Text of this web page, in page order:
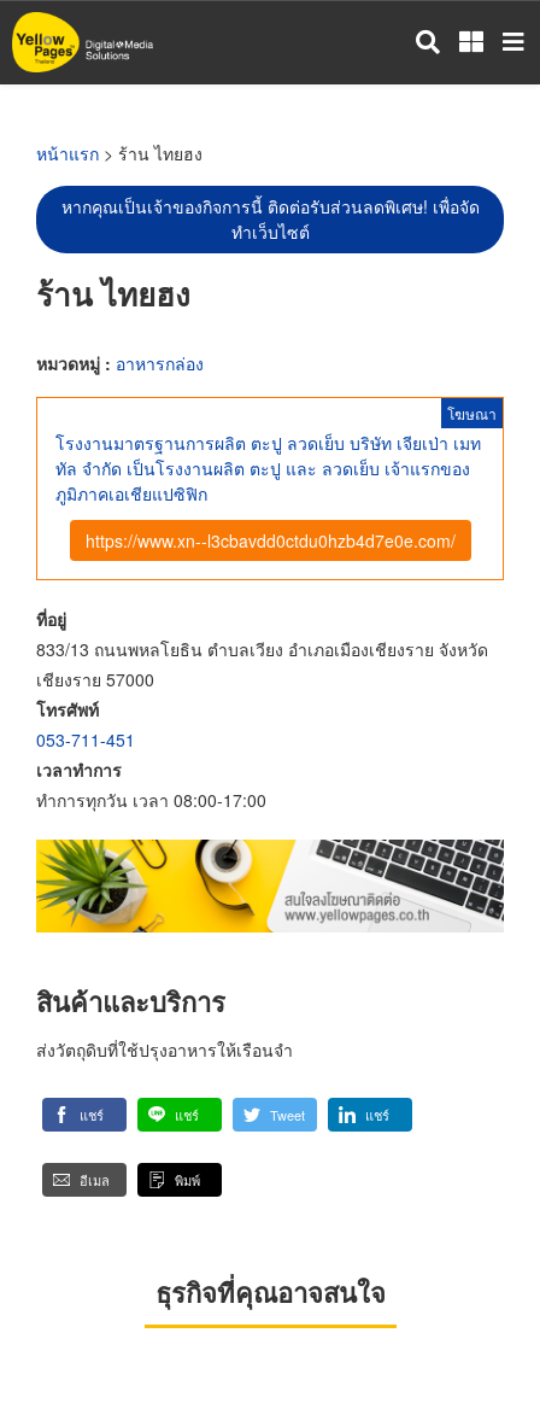
ข้าม
ไป
หน้าแรก > ร้าน ไทยฮง
หากคุณเป็นเจ้าของกิจการนี้ ติดต่อรับส่วนลดพิเศษ! เพื่อจัด
ทำเว็บไซต์
ร้าน ไทยฮง
หมวดหมู่ : อาหารกล่อง
โฆษณา
โรงงานมาตรฐานการผลิต ตะปู ลวดเย็บ บริษัท เจียเป่า เมท
ทัล จำกัด เป็นโรงงานผลิต ตะปู และ ลวดเย็บ เจ้าแรกของ
ภูมิภาคเอเชียแปซิฟิก
https://www.xn--l3cbavdd0ctdu0hzb4d7e0e.com/
ที่อยู่
833/13 ถนนพหลโยธิน ตำบลเวียง อำเภอเมืองเชียงราย จังหวัด
เชียงราย 57000
โทรศัพท์
053-711-451
เวลาทำการ
ทำการทุกวัน เวลา 08:00-17:00
สินค้าและบริการ
ส่งวัตถุดิบที่ใช้ปรุงอาหารให้เรือนจำ
แชร์ แชร์ Tweet แชร์
อีเมล พิมพ์
ธุรกิจที่คุณอาจสนใจ